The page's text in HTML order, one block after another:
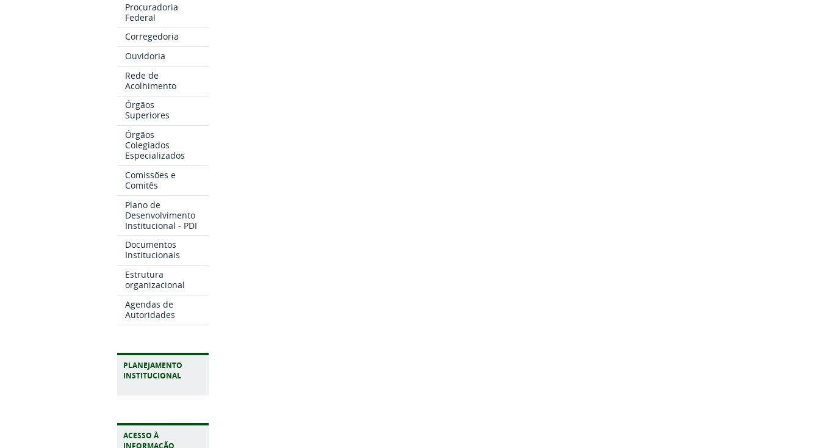
Procuradoria
Federal
Corregedoria
Ouvidoria
Rede de
Acolhimento
Órgãos
Superiores
Órgãos
Colegiados
Especializados
Comissões e
Comitês
Plano de
Desenvolvimento
Institucional - PDI
Documentos
Institucionais
Estrutura
organizacional
Agendas de
Autoridades
PLANEJAMENTO
INSTITUCIONAL
ACESSO À
INFORMAÇÃO